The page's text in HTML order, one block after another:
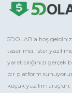
5DOLAR'a hoş
tasarımcı, ister
yaratıcılığınızı
bir platform
küçük yazılım